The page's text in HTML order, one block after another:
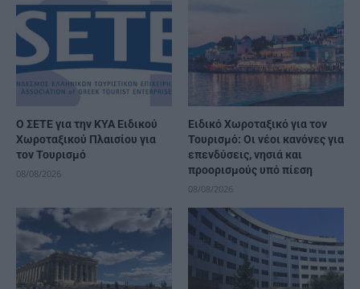
Ο ΣΕΤΕ για την ΚΥΑ Ειδικού
Χωροταξικού Πλαισίου για
τον Τουρισμό
08/08/2026
Ειδικό Χωροταξικό για τον
Τουρισμό: Οι νέοι κανόνες για
επενδύσεις, νησιά και
προορισμούς υπό πίεση
08/08/2026